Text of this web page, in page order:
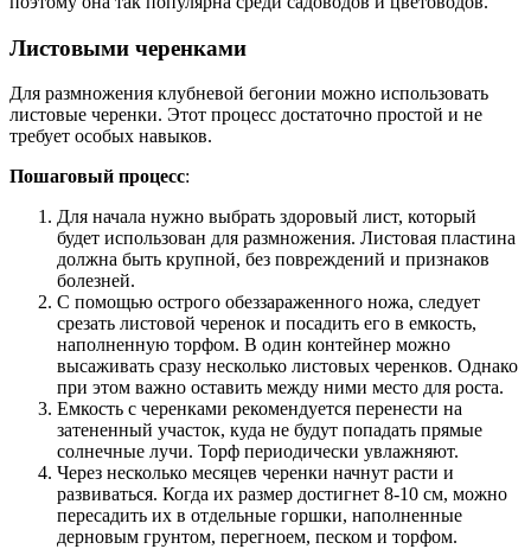
Листовыми черенками
Для размножения клубневой бегонии можно использовать
листовые черенки. Этот процесс достаточно простой и не
требует особых навыков.
Пошаговый процесс:
Для начала нужно выбрать здоровый лист, который
будет использован для размножения. Листовая пластина
должна быть крупной, без повреждений и признаков
болезней.
С помощью острого обеззараженного ножа, следует
срезать листовой черенок и посадить его в емкость,
наполненную торфом. В один контейнер можно
высаживать сразу несколько листовых черенков. Однако
при этом важно оставить между ними место для роста.
Емкость с черенками рекомендуется перенести на
затененный участок, куда не будут попадать прямые
солнечные лучи. Торф периодически увлажняют.
Через несколько месяцев черенки начнут расти и
развиваться. Когда их размер достигнет 8-10 см, можно
пересадить их в отдельные горшки, наполненные
дерновым грунтом, перегноем, песком и торфом.